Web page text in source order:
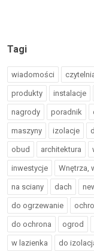
Tagi
wiadomości
produkty instalacje
nagrody poradnik
maszyny izolacje
obud architektura
inwestycje Wnętrza,
na sciany dach
do ogrzewanie
do ochrona ogrod
w lazienka do